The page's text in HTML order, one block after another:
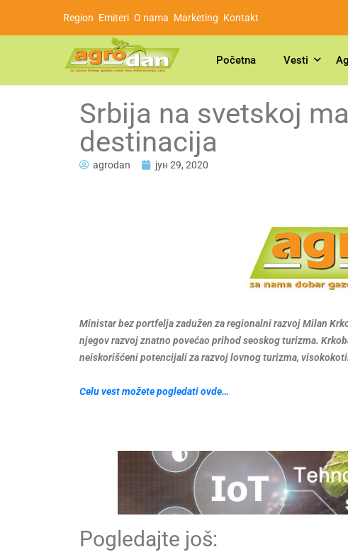
Region Emiteri O nama Marketing Kontakt
Početna Vesti
Srbija na svetskoj
destinacija
agrodan јун 29, 2020
Ministar bez portfelja zadužen za regionalni razvoj Milan
njegov razvoj znatno povećao prihod seoskog turizma.
neiskorišćeni potencijali za razvoj lovnog turizma,
Celu vest možete pogledati ovde…
Pogledajte još: